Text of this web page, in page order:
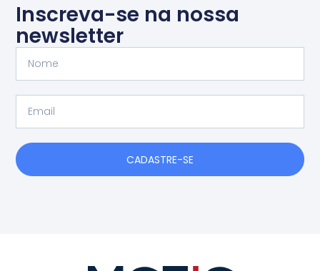
Inscreva-se na nossa
newsletter
CADASTRE-SE